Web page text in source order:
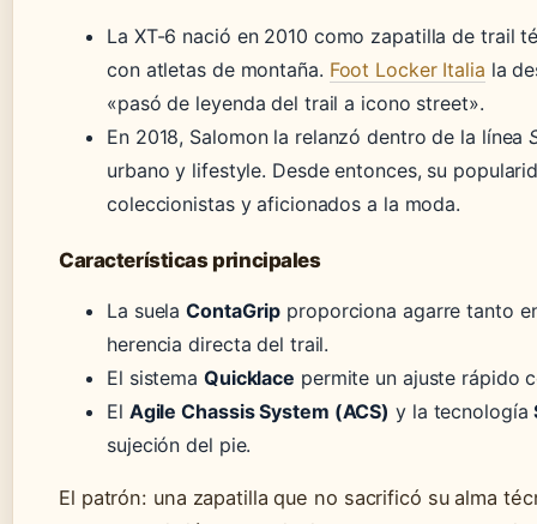
La XT-6 nació en 2010 como zapatilla de trail
con atletas de montaña. Foot Locker Italia la
«pasó de leyenda del trail a icono street».
En 2018, Salomon la relanzó dentro de la línea
urbano y lifestyle. Desde entonces, su
coleccionistas y aficionados a la moda.
Características principales
La suelaContaGrip proporciona agarre tanto
herencia directa del trail.
El sistema Quicklace permite un ajuste rápido
El Agile Chassis System (ACS) y la tecnología
sujeción del pie.
El patrón: una zapatilla que no sacrificó su alma